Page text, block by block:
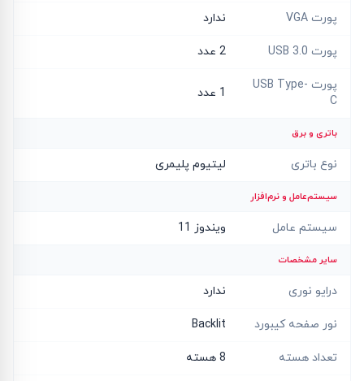
پورت VGA ندارد
پورت USB 3.0 2 عدد
پورت USB Type-
C
1 عدد
باتری و برق
نوع باتری لیتیوم پلیمری
سیستم‌عامل و نرم‌افزار
سیستم عامل ویندوز 11
سایر مشخصات
درایو نوری ندارد
نور صفحه کیبورد Backlit
تعداد هسته 8 هسته